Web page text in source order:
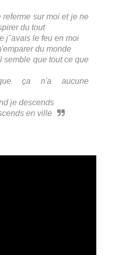
referme sur moi et je ne
du tout
j"avais le feu en moi
du monde
semble que tout ce que
ça n'a aucune
je descends
en ville